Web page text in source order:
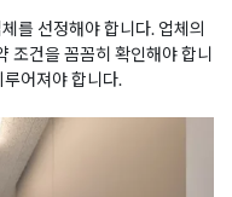
를 선정해야 합니다. 업체의
조건을 꼼꼼히 확인해야 합니
어져야 합니다.